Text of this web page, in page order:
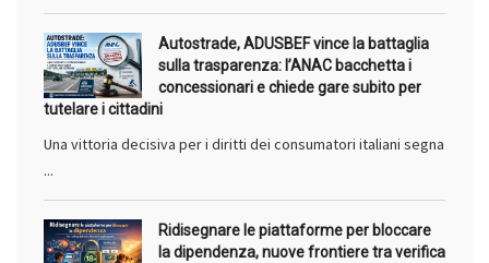
Autostrade, ADUSBEF vince la battaglia
sulla trasparenza: l’ANAC bacchetta i
concessionari e chiede gare subito per
tutelare i cittadini
Una vittoria decisiva per i diritti dei consumatori italiani segna
...
Ridisegnare le piattaforme per bloccare
la dipendenza, nuove frontiere tra verifica